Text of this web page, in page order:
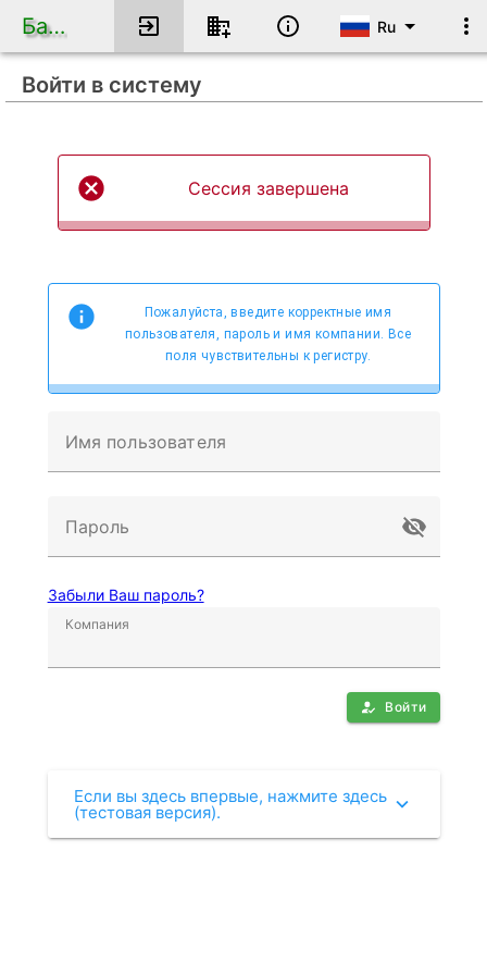
База данных по кадрам Ru
Войти в систему
Сессия завершена
Пожалуйста, введите корректные имя
пользователя, пароль и имя компании. Все
поля чувствительны к регистру.
Имя пользователя
Пароль
Забыли Ваш пароль?
Компания
Войти
Если вы здесь впервые, нажмите здесь
(тестовая версия).